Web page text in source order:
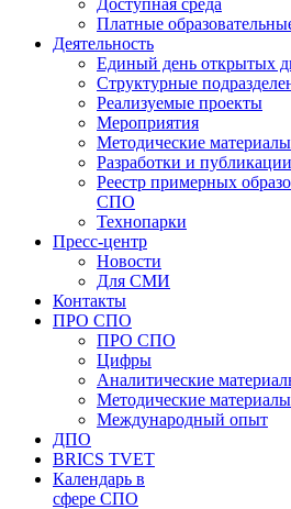
Платные
Деятельность
Единый день открытых
Структурные
Реализуемые проекты
Мероприятия
Методические материалы
Разработки и публикации
Реестр примерных
СПО
Технопарки
Пресс-центр
Новости
Для СМИ
Контакты
ПРО СПО
ПРО СПО
Цифры
Аналитические
Методические материалы
Международный опыт
ДПО
BRICS TVET
Календарь в
сфере СПО